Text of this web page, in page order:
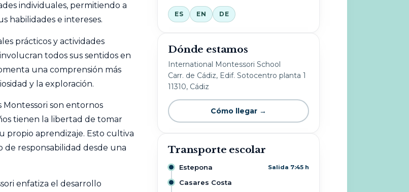
individuales, permitiendo a
habilidades e intereses.
prácticos y actividades
todos sus sentidos en
una comprensión más
y la exploración.
Montessori son entornos
tienen la libertad de tomar
propio aprendizaje. Esto cultiva
de responsabilidad desde una
enfatiza el desarrollo
ES EN DE
Dónde estamos
International Montessori School
Carr. de Cádiz, Edif. Sotocentro planta 1
11310, Cádiz
Cómo llegar →
Transporte escolar
Estepona Salida 7:45 h
Casares Costa